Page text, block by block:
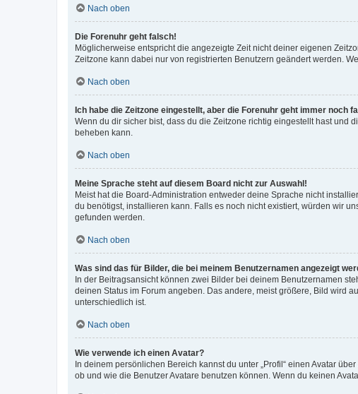
Nach oben
Die Forenuhr geht falsch!
Möglicherweise entspricht die angezeigte Zeit nicht deiner eigenen
Zeitzone kann dabei nur von registrierten Benutzern geändert werden.
Nach oben
Ich habe die Zeitzone eingestellt, aber die Forenuhr geht immer noch
Wenn du dir sicher bist, dass du die Zeitzone richtig eingestellt hast und
beheben kann.
Nach oben
Meine Sprache steht auf diesem Board nicht zur Auswahl!
Meist hat die Board-Administration entweder deine Sprache nicht
du benötigst, installieren kann. Falls es noch nicht existiert, würden wir
gefunden werden.
Nach oben
Was sind das für Bilder, die bei meinem Benutzernamen angezeigt
In der Beitragsansicht können zwei Bilder bei deinem Benutzernamen
deinen Status im Forum angeben. Das andere, meist größere, Bild wird
unterschiedlich ist.
Nach oben
Wie verwende ich einen Avatar?
In deinem persönlichen Bereich kannst du unter „Profil“ einen Avatar
ob und wie die Benutzer Avatare benutzen können. Wenn du keinen